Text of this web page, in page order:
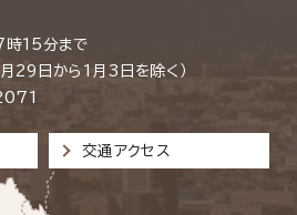
時15分まで
月29日から1月3日を除く）
交通アクセス